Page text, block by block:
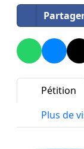
Pétition
Plus de